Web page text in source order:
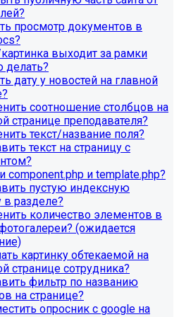
SIMAI: Сайт школы
просмотр документов в
выходит за рамки
делать?
дату у новостей на главной
соотношение столбцов на
странице преподавателя?
текст/название поля?
текст на страницу с
component.php и template.php?
пустую индексную
в разделе?
количество элементов в
(ожидается
картинку обтекаемой на
странице сотрудника?
фильтр по названию
на странице?
опросник с google на